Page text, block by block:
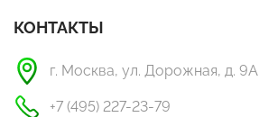
КОНТАКТЫ
г. Москва, ул. Дорожная, д. 9А
+7 (495) 227-23-79